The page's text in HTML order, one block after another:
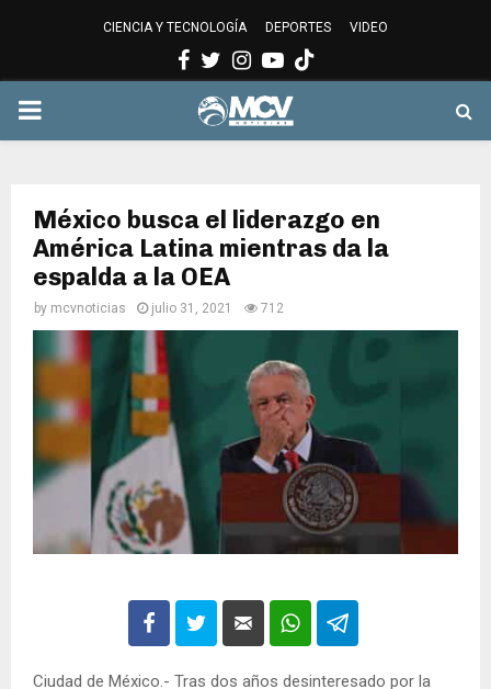
CIENCIA Y TECNOLOGÍA DEPORTES VIDEO
Facebook
Twitter
Instagram
Youtube
PRIMARY
México busca el liderazgo en
América Latina mientras da la
espalda a la OEA
by mcvnoticias julio 31, 2021 712
Ciudad de México.- Tras dos años desinteresado por la